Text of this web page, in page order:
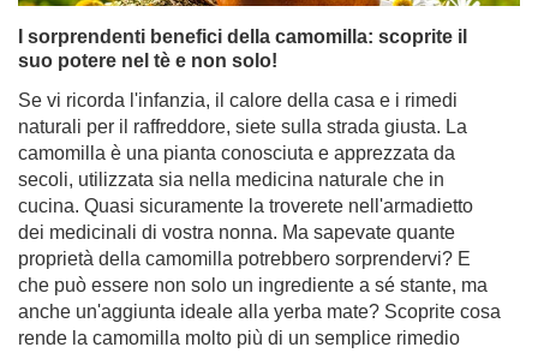
acquistare yerba mate online è la decisione migliore se
cercate prodotti di alta qualità, accessori per gustarla e
set perfetti da regalare.
Per saperne di più